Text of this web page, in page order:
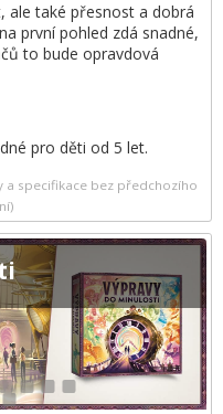
ale také přesnost a dobrá
první pohled zdá snadné,
to bude opravdová
pro děti od 5 let.
specifikace bez předchozího